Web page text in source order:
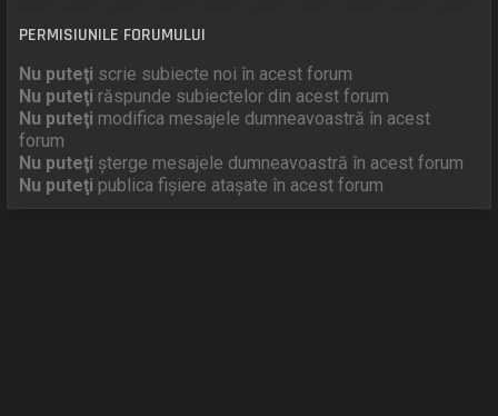
PERMISIUNILE FORUMULUI
Nu puteţi scrie subiecte noi în acest forum
Nu puteţi răspunde subiectelor din acest forum
Nu puteţi modifica mesajele dumneavoastră în acest
forum
Nu puteţi şterge mesajele dumneavoastră în acest forum
Nu puteţi publica fişiere ataşate în acest forum